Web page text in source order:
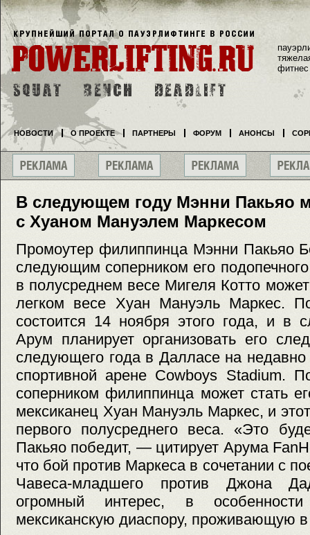
В следующем году Мэнни Пакьяо
с Хуаном Мануэлем Маркесом
Промоутер филиппинца Мэнни Пакьяо
следующим соперником его
в полусреднем весе Мигеля Котто
легком весе Хуан Мануэль Маркес.
состоится 14 ноября этого года, и в
Арум планирует организовать его
следующего года в Далласе на недавно
спортивной арене Cowboys Stadium.
соперником филиппинца может стать
мексиканец Хуан Мануэль Маркес, и
первого полусреднего веса. «Это
Пакьяо победит, — цитирует Арума
что бой против Маркеса в сочетании с
Чавеса-младшего против Джона
огромный интерес, в
мексиканскую диаспору, проживающую
фитнес
НОВОСТИ О ПРОЕКТЕ ПАРТНЕРЫ ФОРУМ АНОНСЫ